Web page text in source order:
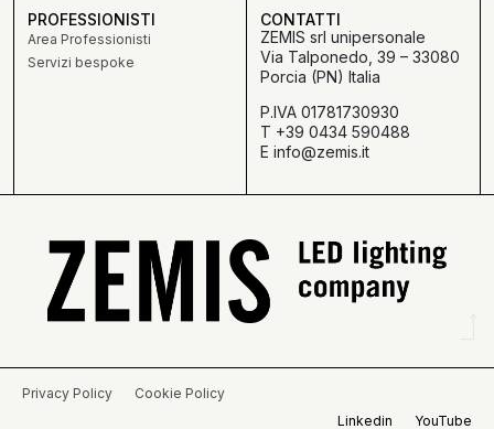
PROFESSIONISTI
Area Professionisti
Servizi bespoke
CONTATTI
ZEMIS srl unipersonale
Via Talponedo, 39 – 33080
Porcia (PN) Italia
P.IVA 01781730930
T +39 0434 590488
E info@zemis.it
Privacy Policy
Cookie Policy
Linkedin
YouTube